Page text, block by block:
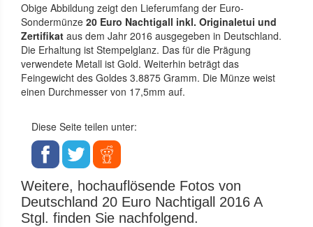
Obige Abbildung zeigt den Lieferumfang der Euro-
Sondermünze 20 Euro Nachtigall inkl. Originaletui und
Zertifikat aus dem Jahr 2016 ausgegeben in Deutschland.
Die Erhaltung ist Stempelglanz. Das für die Prägung
verwendete Metall ist Gold. Weiterhin beträgt das
Feingewicht des Goldes 3.8875 Gramm. Die Münze weist
einen Durchmesser von 17,5mm auf.
Diese Seite teilen unter:
Weitere, hochauflösende Fotos von
Deutschland 20 Euro Nachtigall 2016 A
Stgl. finden Sie nachfolgend.